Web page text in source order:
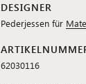
DESIGNER
Pederjessen für
62030116